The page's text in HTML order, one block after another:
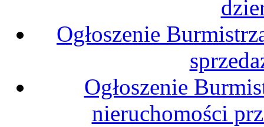
Ogłoszenie
Ogłoszenie
nieruchomości